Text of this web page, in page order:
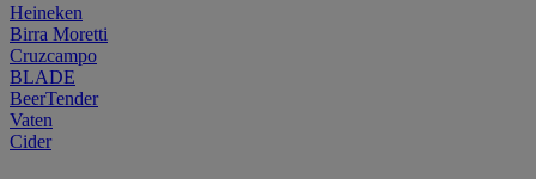
Heineken
Birra Moretti
Cruzcampo
BLADE
BeerTender
Vaten
Cider